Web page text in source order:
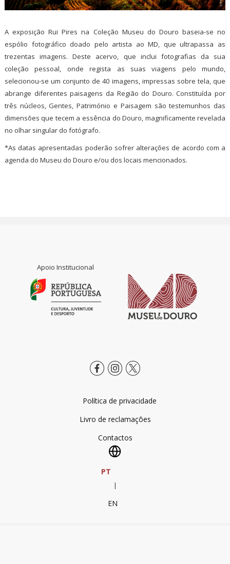
A exposição Rui Pires na Coleção Museu do Douro baseia-se no
espólio fotográfico doado pelo artista ao MD, que ultrapassa as
trezentas imagens. Deste acervo, que inclui fotografias da sua
coleção pessoal, onde regista as suas viagens pelo mundo,
selecionou-se um conjunto de 40 imagens, impressas sobre tela, que
abrange diferentes paisagens da Região do Douro. Constituída por
três núcleos, Gentes, Património e Paisagem são testemunhos das
dimensões que tecem a essência do Douro, magnificamente revelada
no olhar singular do fotógrafo.
*As datas apresentadas poderão sofrer alterações de acordo com a
agenda do Museu do Douro e/ou dos locais mencionados.
Apoio Institucional
Política de privacidade
Livro de reclamações
Contactos
PT
|
EN